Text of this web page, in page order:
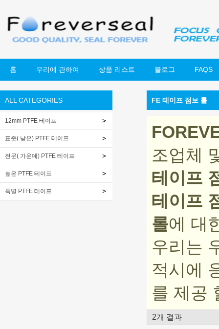
홈 우리에 관하여 상품 리스트 블로그 FAQS
ALL CATEGORIES
12mm PTFE 테이프
표준( 낮은) PTFE 테이프
전문( 가운데) PTFE 테이프
높은 PTFE 테이프
특별 PTFE 테이프
FE 테이프 점보 롤
조업체
테이프
테이프
롤에 대
우리는
적시에
를 제공
2개 결과